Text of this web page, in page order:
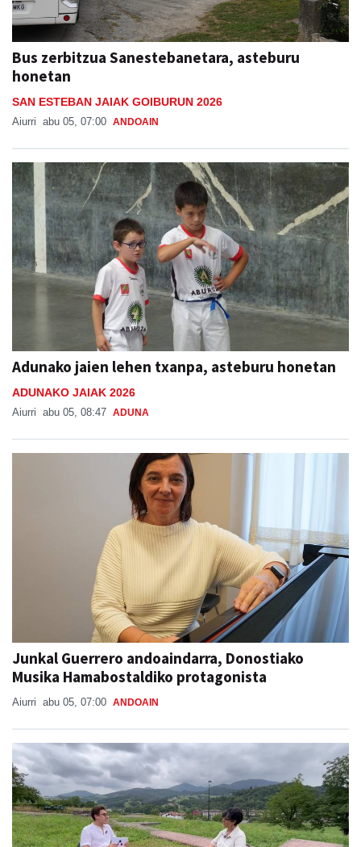
Bus zerbitzua Sanestebanetara, asteburu
honetan
SAN ESTEBAN JAIAK GOIBURUN 2026
Aiurri abu 05, 07:00 ANDOAIN
Adunako jaien lehen txanpa, asteburu honetan
ADUNAKO JAIAK 2026
Aiurri abu 05, 08:47 ADUNA
Junkal Guerrero andoaindarra, Donostiako
Musika Hamabostaldiko protagonista
Aiurri abu 05, 07:00 ANDOAIN